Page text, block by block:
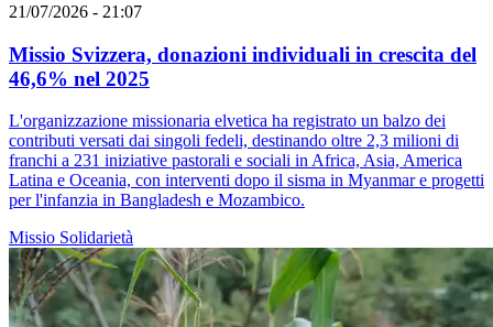
21/07/2026 - 21:07
Missio Svizzera, donazioni individuali in crescita del
46,6% nel 2025
L'organizzazione missionaria elvetica ha registrato un balzo dei
contributi versati dai singoli fedeli, destinando oltre 2,3 milioni di
franchi a 231 iniziative pastorali e sociali in Africa, Asia, America
Latina e Oceania, con interventi dopo il sisma in Myanmar e progetti
per l'infanzia in Bangladesh e Mozambico.
Missio Solidarietà